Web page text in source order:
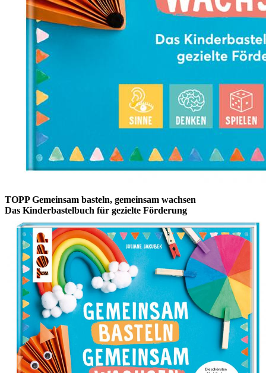
TOPP Gemeinsam basteln, gemeinsam wachsen
Das Kinderbastelbuch für gezielte Förderung